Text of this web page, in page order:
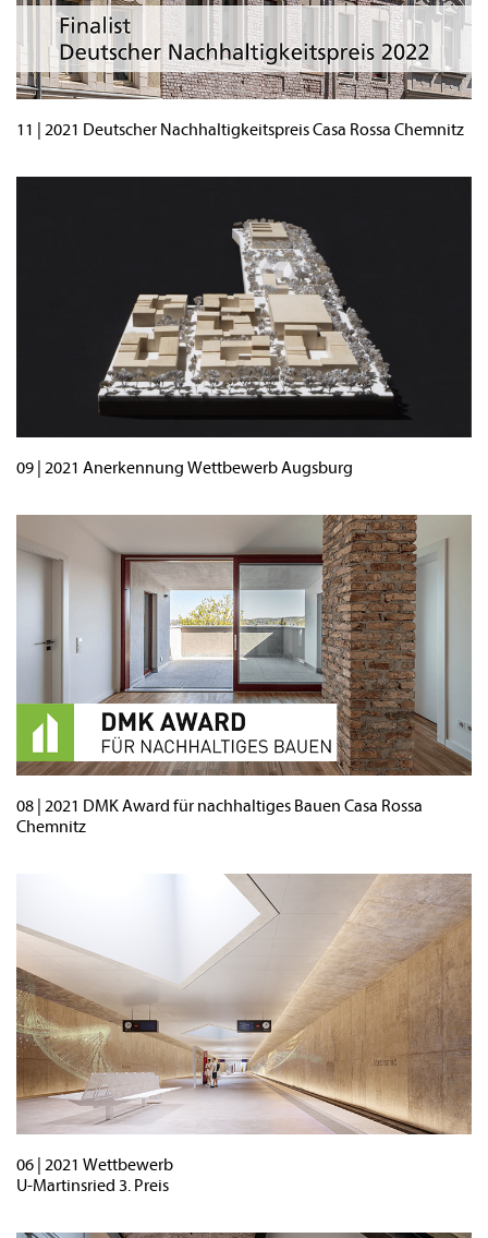
11 | 2021 Deutscher Nachhaltigkeitspreis Casa Rossa Chemnitz
09 | 2021 Anerkennung Wettbewerb Augsburg
08 | 2021 DMK Award für nachhaltiges Bauen Casa Rossa
Chemnitz
06 | 2021 Wettbewerb
U-Martinsried 3. Preis